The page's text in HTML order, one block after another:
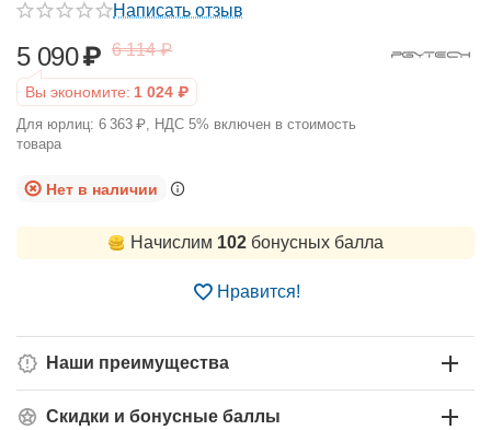
Написать отзыв
5 090₽ 6 114 ₽
Вы экономите: 1 024 ₽
Для юрлиц: 6 363 ₽, НДС 5% включен в стоимость
товара
Нет в наличии
Начислим 102бонусных балла
Нравится!
Наши преимущества
Скидки и бонусные баллы